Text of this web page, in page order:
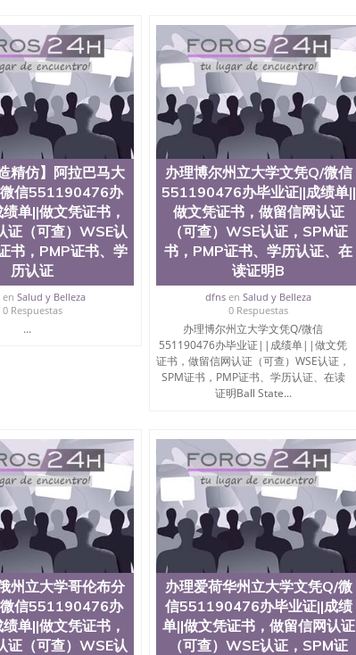
University）成绩单圣何塞州立大学文凭（San Jose
University）圣何塞州立大学（San Jose State
）圣何塞州立大学（San Jose State University）
圣何塞州立大学文凭（San Jose State University）文凭
圣何塞州立大学学历（ San Jose State University）圣何
塞州立大学学历（San Jose State University）圣 塞州立
大学（San Jose State University）圣何塞州立大学
Jose State University）圣何塞州立大学（San Jose
State University）圣何塞州立大学学位证（San Jose
State University）圣何塞州立大学（San Jose State
）圣何塞州立大学（San Jose State University）圣
州立大学学位证（San Jose State University）圣何塞州
州立大学结业证（San Jose State University）圣何塞州
州立大学结业证（San Jose State University）圣何塞州
州立大学学位证（San Jose State University）圣何塞州
塞州立大学学历证书（San Jose State University）圣何
澳洲读书未毕业找人做文凭学位qq微信551190476澳洲
洲读本科硕士做文凭/购买澳洲大学毕业证成绩单假文凭
未毕业找人做文凭学位qq微信551190476澳洲读CQU中
硕士做文凭/购买澳洲大学毕业证成绩单假文凭学历办
证||成绩单||做文凭证书，做留信网认证（可查）WSE认
University Chicago
精仿】阿拉巴马大
信551190476办
单||做文凭证书，
证（可查）WSE认
书，PMP证书、学
历认证
en Salud y Belleza
0 Respuestas
...
办理博尔州立大学文凭Q/微信
551190476办毕业证||成绩单||
做文凭证书，做留信网认证
（可查）WSE认证，SPM证
书，PMP证书、学历认证、在
读证明B
dfns enSalud y Belleza
0 Respuestas
办理博尔州立大学文凭Q/微信
551190476办毕业证||成绩单||做文凭
证书，做留信网认证（可查）WSE认证，
SPM证书，PMP证书、学历认证、在读
证明Ball State...
州立大学哥伦布分
信551190476办
单||做文凭证书，
证（可查）WSE认
办理爱荷华州立大学文凭Q/微
信551190476办毕业证||成绩
单||做文凭证书，做留信网认证
（可查）WSE认证，SPM证